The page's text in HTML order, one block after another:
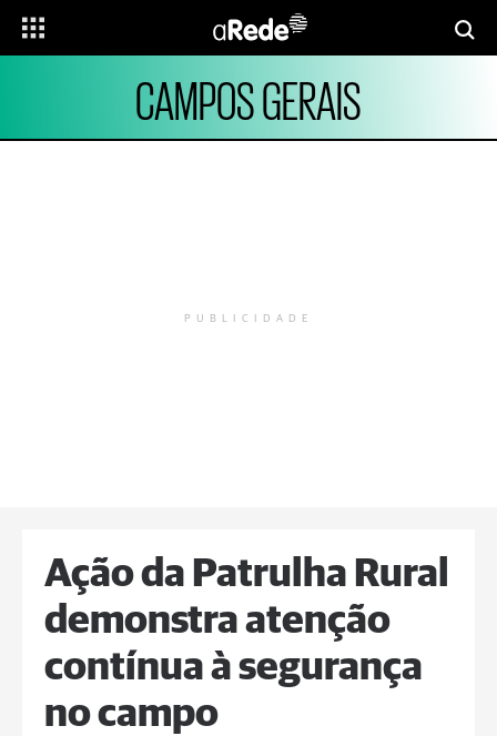
CAMPOS GERAIS
PUBLICIDADE
Ação da Patrulha Rural
demonstra atenção
contínua à segurança
no campo